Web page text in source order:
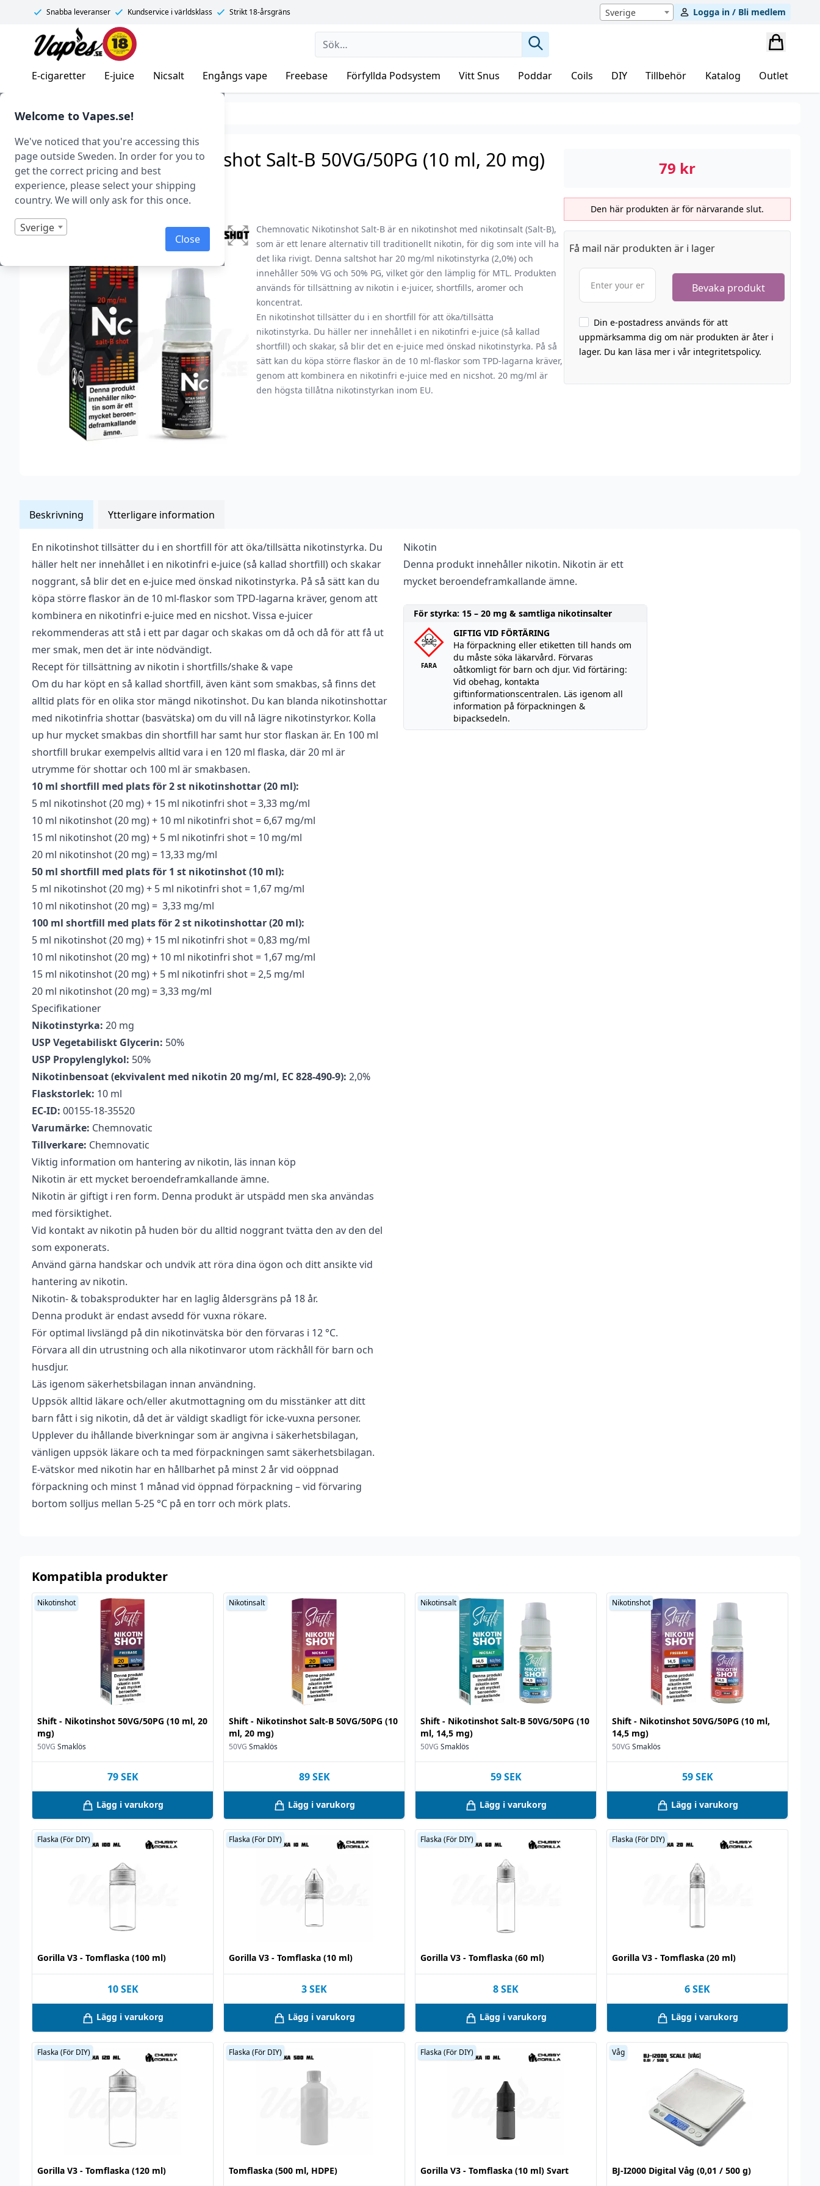
Welcome to Vapes.se!
We've noticed that you're accessing this
page outside Sweden. In order for you to
get the correct pricing and best
experience, please select your shipping
country. We will only ask for this once.
Sverige
Close
Snabba leveranser Kundservice i världsklass Strikt 18-årsgräns Sverige Logga in / Bli medlem
Vapes.se
E-cigaretter E-juice Nicsalt Engångs vape Freebase Förfyllda Podsystem Vitt Snus Poddar Coils DIY Tillbehör Katalog Outlet
E-juice Nikotinshots (10 ml)
Chemnovatic – Nikotinshot Salt-B 50VG/50PG (10 ml, 20 mg)
Art.nr: 40934
Slut i lager
Chemnovatic Nikotinshot Salt-B är en nikotinshot med nikotinsalt (Salt-B),
som är ett lenare alternativ till traditionellt nikotin, för dig som inte vill ha
det lika rivigt. Denna saltshot har 20 mg/ml nikotinstyrka (2,0%) och
innehåller 50% VG och 50% PG, vilket gör den lämplig för MTL. Produkten
används för tillsättning av nikotin i e-juicer, shortfills, aromer och
koncentrat.
En nikotinshot tillsätter du i en shortfill för att öka/tillsätta
nikotinstyrka. Du häller ner innehållet i en nikotinfri e-juice (så kallad
shortfill) och skakar, så blir det en e-juice med önskad nikotinstyrka. På så
sätt kan du köpa större flaskor än de 10 ml-flaskor som TPD-lagarna kräver,
genom att kombinera en nikotinfri e-juice med en nicshot. 20 mg/ml är
den högsta tillåtna nikotinstyrkan inom EU.
79 kr
Den här produkten är för närvarande slut.
Få mail när produkten är i lager
Din e-postadress används för att
uppmärksamma dig om när produkten är åter i
lager. Du kan läsa mer i vår integritetspolicy.
Beskrivning Ytterligare information
En nikotinshot tillsätter du i en shortfill för att öka/tillsätta nikotinstyrka. Du
häller helt ner innehållet i en nikotinfri e-juice (så kallad shortfill) och skakar
noggrant, så blir det en e-juice med önskad nikotinstyrka. På så sätt kan du
köpa större flaskor än de 10 ml-flaskor som TPD-lagarna kräver, genom att
kombinera en nikotinfri e-juice med en nicshot. Vissa e-juicer
rekommenderas att stå i ett par dagar och skakas om då och då för att få ut
mer smak, men det är inte nödvändigt.
Recept för tillsättning av nikotin i shortfills/shake & vape
Om du har köpt en så kallad shortfill, även känt som smakbas, så finns det
alltid plats för en olika stor mängd nikotinshot. Du kan blanda nikotinshottar
med nikotinfria shottar (basvätska) om du vill nå lägre nikotinstyrkor. Kolla
up hur mycket smakbas din shortfill har samt hur stor flaskan är. En 100 ml
shortfill brukar exempelvis alltid vara i en 120 ml flaska, där 20 ml är
utrymme för shottar och 100 ml är smakbasen.
10 ml shortfill med plats för 2 st nikotinshottar (20 ml):
5 ml nikotinshot (20 mg) + 15 ml nikotinfri shot = 3,33 mg/ml
10 ml nikotinshot (20 mg) + 10 ml nikotinfri shot = 6,67 mg/ml
15 ml nikotinshot (20 mg) + 5 ml nikotinfri shot = 10 mg/ml
20 ml nikotinshot (20 mg) = 13,33 mg/ml
50 ml shortfill med plats för 1 st nikotinshot (10 ml):
5 ml nikotinshot (20 mg) + 5 ml nikotinfri shot = 1,67 mg/ml
10 ml nikotinshot (20 mg) = 3,33 mg/ml
100 ml shortfill med plats för 2 st nikotinshottar (20 ml):
5 ml nikotinshot (20 mg) + 15 ml nikotinfri shot = 0,83 mg/ml
10 ml nikotinshot (20 mg) + 10 ml nikotinfri shot = 1,67 mg/ml
15 ml nikotinshot (20 mg) + 5 ml nikotinfri shot = 2,5 mg/ml
20 ml nikotinshot (20 mg) = 3,33 mg/ml
Specifikationer
Nikotinstyrka: 20 mg
USP Vegetabiliskt Glycerin: 50%
USP Propylenglykol: 50%
Nikotinbensoat (ekvivalent med nikotin 20 mg/ml, EC 828-490-9): 2,0%
Flaskstorlek: 10 ml
EC-ID: 00155-18-35520
Varumärke: Chemnovatic
Tillverkare: Chemnovatic
Viktig information om hantering av nikotin, läs innan köp
Nikotin är ett mycket beroendeframkallande ämne.
Nikotin är giftigt i ren form. Denna produkt är utspädd men ska användas
med försiktighet.
Vid kontakt av nikotin på huden bör du alltid noggrant tvätta den av den del
som exponerats.
Använd gärna handskar och undvik att röra dina ögon och ditt ansikte vid
hantering av nikotin.
Nikotin- & tobaksprodukter har en laglig åldersgräns på 18 år.
Denna produkt är endast avsedd för vuxna rökare.
För optimal livslängd på din nikotinvätska bör den förvaras i 12 °C.
Förvara all din utrustning och alla nikotinvaror utom räckhåll för barn och
husdjur.
Läs igenom säkerhetsbilagan innan användning.
Uppsök alltid läkare och/eller akutmottagning om du misstänker att ditt
barn fått i sig nikotin, då det är väldigt skadligt för icke-vuxna personer.
Upplever du ihållande biverkningar som är angivna i säkerhetsbilagan,
vänligen uppsök läkare och ta med förpackningen samt säkerhetsbilagan.
E-vätskor med nikotin har en hållbarhet på minst 2 år vid oöppnad
förpackning och minst 1 månad vid öppnad förpackning – vid förvaring
bortom solljus mellan 5-25 °C på en torr och mörk plats.
Nikotin
Denna produkt innehåller nikotin. Nikotin är ett
mycket beroendeframkallande ämne.
För styrka: 15 – 20 mg & samtliga nikotinsalter
FARA
GIFTIG VID FÖRTÄRING
Ha förpackning eller etiketten till hands om
du måste söka läkarvård. Förvaras
oåtkomligt för barn och djur. Vid förtäring:
Vid obehag, kontakta
giftinformationscentralen. Läs igenom all
information på förpackningen &
bipacksedeln.
Vikt
0,021 kg
Antal ml
10 ml
Blandning
50VG / 50PG
Nikotin
20 mg
Smakprofil
Smaklös
Tillverkare
Chemnovatic
Typ
Nikotinsalt,Nikotinshot
VG
50%
Kompatibla produkter
Shift - Nikotinshot 50VG/50PG (10 ml, 20
mg)
50VG Smaklös
Nikotinshot
79 SEK
Lägg i varukorg
Shift - Nikotinshot Salt-B 50VG/50PG (10
ml, 20 mg)
50VG Smaklös
Nikotinsalt
89 SEK
Lägg i varukorg
Shift - Nikotinshot Salt-B 50VG/50PG (10
ml, 14,5 mg)
50VG Smaklös
Nikotinsalt
59 SEK
Lägg i varukorg
Shift - Nikotinshot 50VG/50PG (10 ml,
14,5 mg)
50VG Smaklös
Nikotinshot
59 SEK
Lägg i varukorg
Gorilla V3 - Tomflaska (100 ml)
Flaska (För DIY)
10 SEK
Lägg i varukorg
Gorilla V3 - Tomflaska (10 ml)
Flaska (För DIY)
3SEK
Lägg i varukorg
Gorilla V3 - Tomflaska (60 ml)
Flaska (För DIY)
8SEK
Lägg i varukorg
Gorilla V3 - Tomflaska (20 ml)
Flaska (För DIY)
6SEK
Lägg i varukorg
Gorilla V3 - Tomflaska (120 ml)
Flaska (För DIY)
Tomflaska (500 ml, HDPE)
Flaska (För DIY)
Gorilla V3 - Tomflaska (10 ml) Svart
Flaska (För DIY)
BJ-I2000 Digital Våg (0,01 / 500 g)
Våg